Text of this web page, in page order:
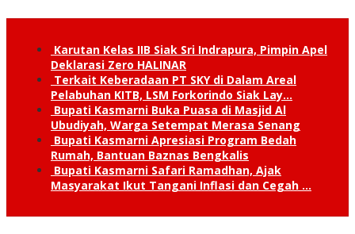
Karutan Kelas IIB Siak Sri Indrapura, Pimpin Apel
Deklarasi Zero HALINAR
Terkait Keberadaan PT SKY di Dalam Areal
Pelabuhan KITB, LSM Forkorindo Siak Lay…
Bupati Kasmarni Buka Puasa di Masjid Al
Ubudiyah, Warga Setempat Merasa Senang
Bupati Kasmarni Apresiasi Program Bedah
Rumah, Bantuan Baznas Bengkalis
Bupati Kasmarni Safari Ramadhan, Ajak
Masyarakat Ikut Tangani Inflasi dan Cegah …